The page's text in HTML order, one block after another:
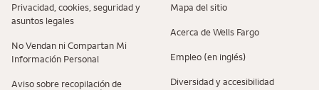
Privacidad, cookies, seguridad y
asuntos legales
No Vendan ni Compartan Mi
Información Personal
Aviso sobre recopilaciؚón de
Mapa del sitio
Acerca de Wells Fargo
Empleo (en inglés)
Diversidad y accesibilidad